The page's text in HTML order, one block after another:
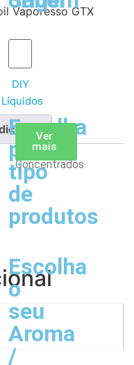
DIY
Líquidos
Escolha
por
tipo
de
produtos
Aromas
Concentrados
Ver
todos
BasesVer
mais
Accesorios
Ver
mais
Escolha
o
seu
Aroma
/
Vaporesso GTX